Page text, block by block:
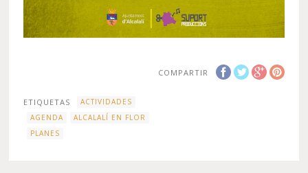
COMPARTIR
ETIQUETAS
ACTIVIDADES
AGENDA
ALCALALÍ EN FLOR
PLANES